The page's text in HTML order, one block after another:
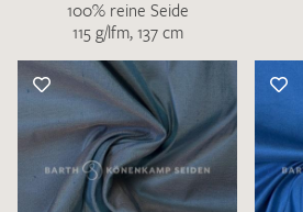
100% reine Seide
115 g/lfm, 137 cm